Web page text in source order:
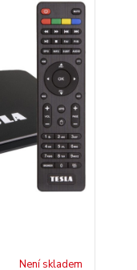
Není skladem